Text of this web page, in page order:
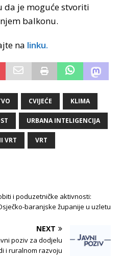
je moguće stvoriti
balkonu.
na linku.
CVIJEĆE KLIMA
URBANA INTELIGENCIJA
VRT VRT
i poduzetničke aktivnosti:
baranjske županije u uzletu
NEXT
poziv za dodjelu
i ruralnom razvoju